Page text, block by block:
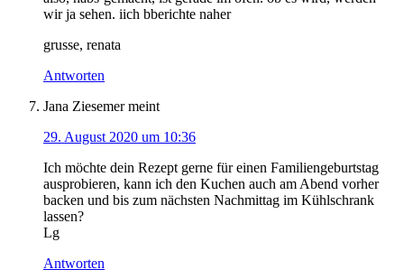
wir ja sehen. iich bberichte naher
grusse, renata
Antworten
Jana Ziesemer meint
29. August 2020 um 10:36
Ich möchte dein Rezept gerne für einen Familiengeburtstag
ausprobieren, kann ich den Kuchen auch am Abend vorher
backen und bis zum nächsten Nachmittag im Kühlschrank
lassen?
Lg
Antworten